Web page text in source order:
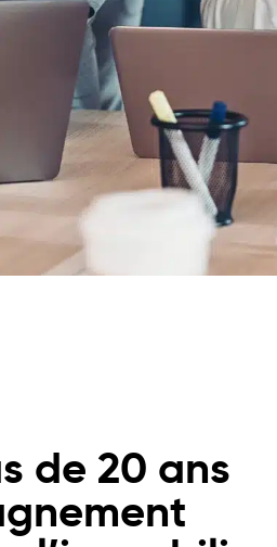
de 20 ans